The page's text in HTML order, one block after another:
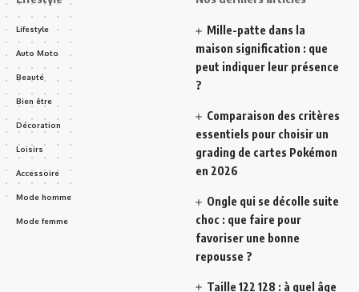
Lifestyle
Auto Moto
Beauté
Bien être
Décoration
Loisirs
Accessoire
Mode homme
Mode femme
Mille-patte dans la
maison signification : que
peut indiquer leur présence
?
Comparaison des critères
essentiels pour choisir un
grading de cartes Pokémon
en 2026
Ongle qui se décolle suite
choc : que faire pour
favoriser une bonne
repousse ?
Taille 122 128 : à quel âge